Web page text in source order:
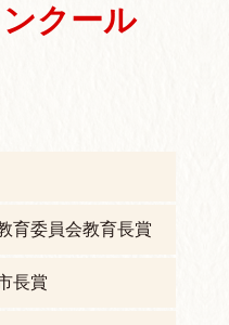
クール
育委員会教育長賞
長賞